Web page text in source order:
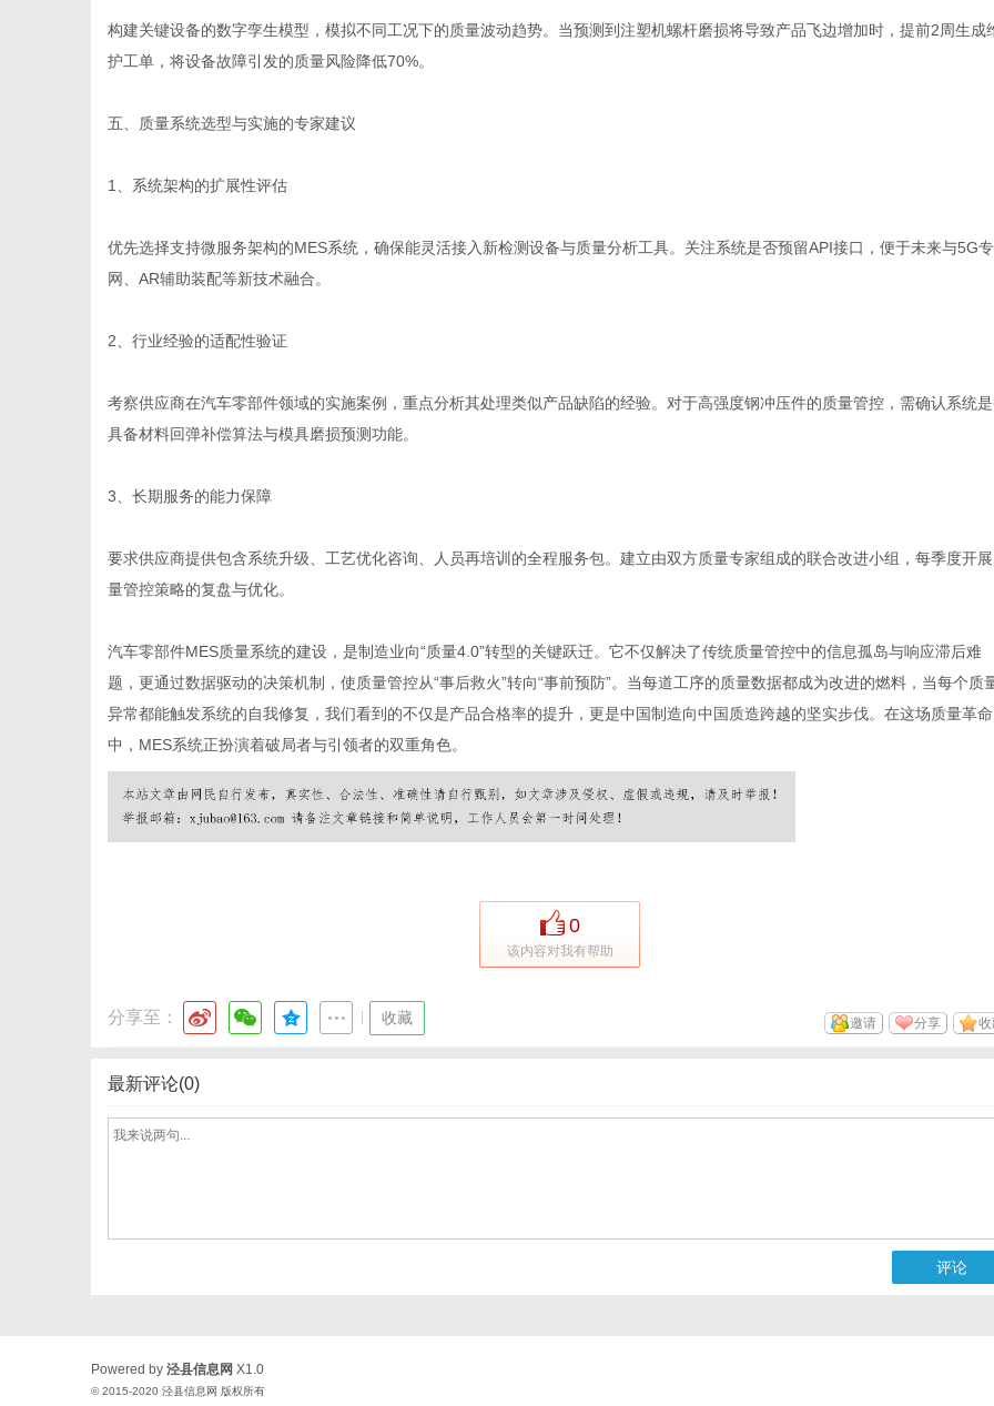
构建关键设备的数字孪生模型，模拟不同工况下的质量波动趋势。当预测到注塑机螺杆磨损将导致产品飞边增加时，提前2周生成
护工单，将设备故障引发的质量风险降低70%。
五、质量系统选型与实施的专家建议
1、系统架构的扩展性评估
优先选择支持微服务架构的MES系统，确保能灵活接入新检测设备与质量分析工具。关注系统是否预留API接口，便于未来与5G专
网、AR辅助装配等新技术融合。
2、行业经验的适配性验证
考察供应商在汽车零部件领域的实施案例，重点分析其处理类似产品缺陷的经验。对于高强度钢冲压件的质量管控，需确认系统
具备材料回弹补偿算法与模具磨损预测功能。
3、长期服务的能力保障
要求供应商提供包含系统升级、工艺优化咨询、人员再培训的全程服务包。建立由双方质量专家组成的联合改进小组，每季度开
量管控策略的复盘与优化。
汽车零部件MES质量系统的建设，是制造业向“质量4.0”转型的关键跃迁。它不仅解决了传统质量管控中的信息孤岛与响应滞后难
题，更通过数据驱动的决策机制，使质量管控从“事后救火”转向“事前预防”。当每道工序的质量数据都成为改进的燃料，当每个质
异常都能触发系统的自我修复，我们看到的不仅是产品合格率的提升，更是中国制造向中国质造跨越的坚实步伐。在这场质量革命
中，MES系统正扮演着破局者与引领者的双重角色。
0
该内容对我有帮助
分享至： 收藏 分享
邀请
最新评论(0)
评论
Powered by 泾县信息网 X1.0
© 2015-2020 泾县信息网 版权所有